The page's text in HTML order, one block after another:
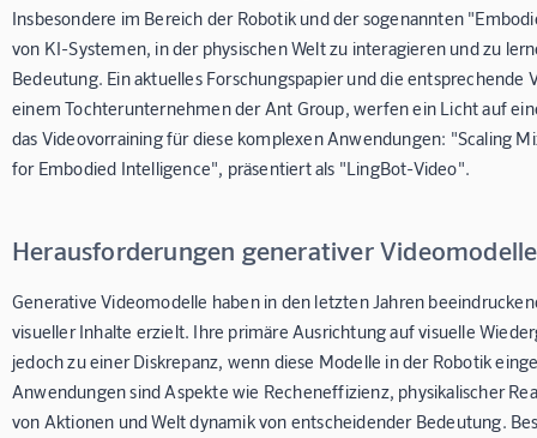
Insbesondere im Bereich der Robotik und der sogenannten
von KI-Systemen, in der physischen Welt zu interagieren und zu
Bedeutung. Ein aktuelles Forschungspapier und die
einem Tochterunternehmen der Ant Group, werfen ein Licht auf
das Videovorraining für diese komplexen Anwendungen: "Scaling
for Embodied Intelligence", präsentiert als "LingBot-Video".
Herausforderungen generativer
Generative Videomodelle haben in den letzten Jahren
visueller Inhalte erzielt. Ihre primäre Ausrichtung auf visuelle
jedoch zu einer Diskrepanz, wenn diese Modelle in der Robotik
Anwendungen sind Aspekte wie Recheneffizienz, physikalischer
von Aktionen und Welt dynamik von entscheidender Bedeutung.